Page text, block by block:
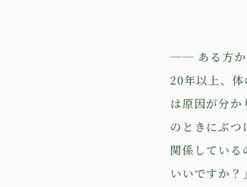
── ある方か
20年以上、体
は原因が分
のときにぶ
関係してい
いいですか？」